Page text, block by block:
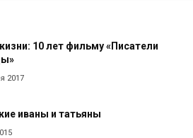
10 лет фильму «Писатели
2017
иваны и татьяны